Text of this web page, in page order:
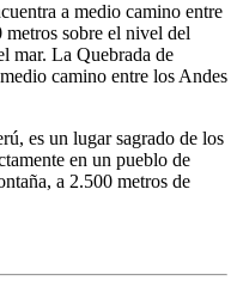
a medio camino entre
metros sobre el nivel del
mar. La Quebrada de
camino entre los Andes
es un lugar sagrado de los
en un pueblo de
a 2.500 metros de